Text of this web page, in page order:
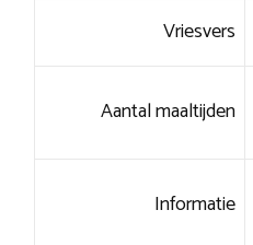
Vriesvers
Aantal maaltijden
Informatie